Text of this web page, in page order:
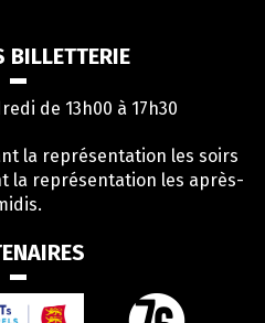
Facebook
BILLETTERIE
de 13h00 à 17h30
la représentation les soirs
la représentation les après-